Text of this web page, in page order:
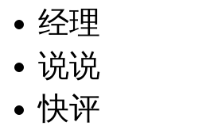
经理
说说
快评